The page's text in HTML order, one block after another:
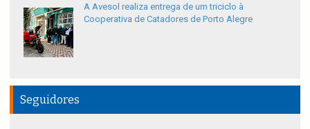
A Avesol realiza entrega de um triciclo à
Cooperativa de Catadores de Porto Alegre
Seguidores